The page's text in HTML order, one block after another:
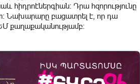
հիդրոէներգիան։ Դրա հզորությունը
Նախարարը բացատրել է, որ դա
քաղաքականությամբ: